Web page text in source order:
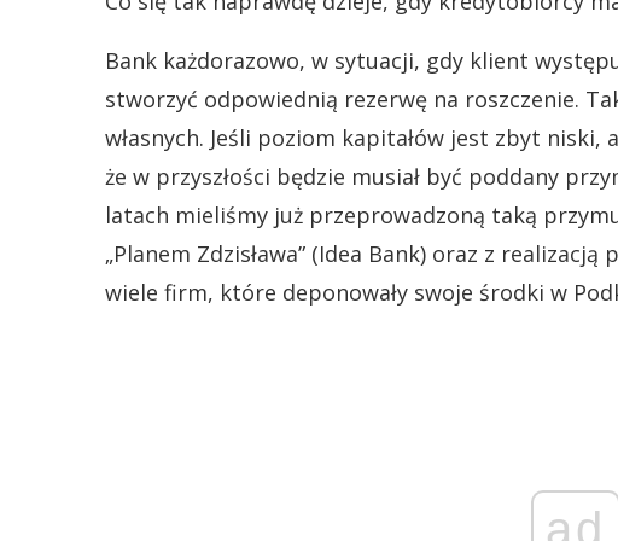
Bank każdorazowo, w sytuacji, gdy klient
stworzyć odpowiednią rezerwę na roszczenie.
własnych. Jeśli poziom kapitałów jest zbyt
że w przyszłości będzie musiał być poddany
latach mieliśmy już przeprowadzoną taką
„Planem Zdzisława” (Idea Bank) oraz z
wiele firm, które deponowały swoje środki w
ad